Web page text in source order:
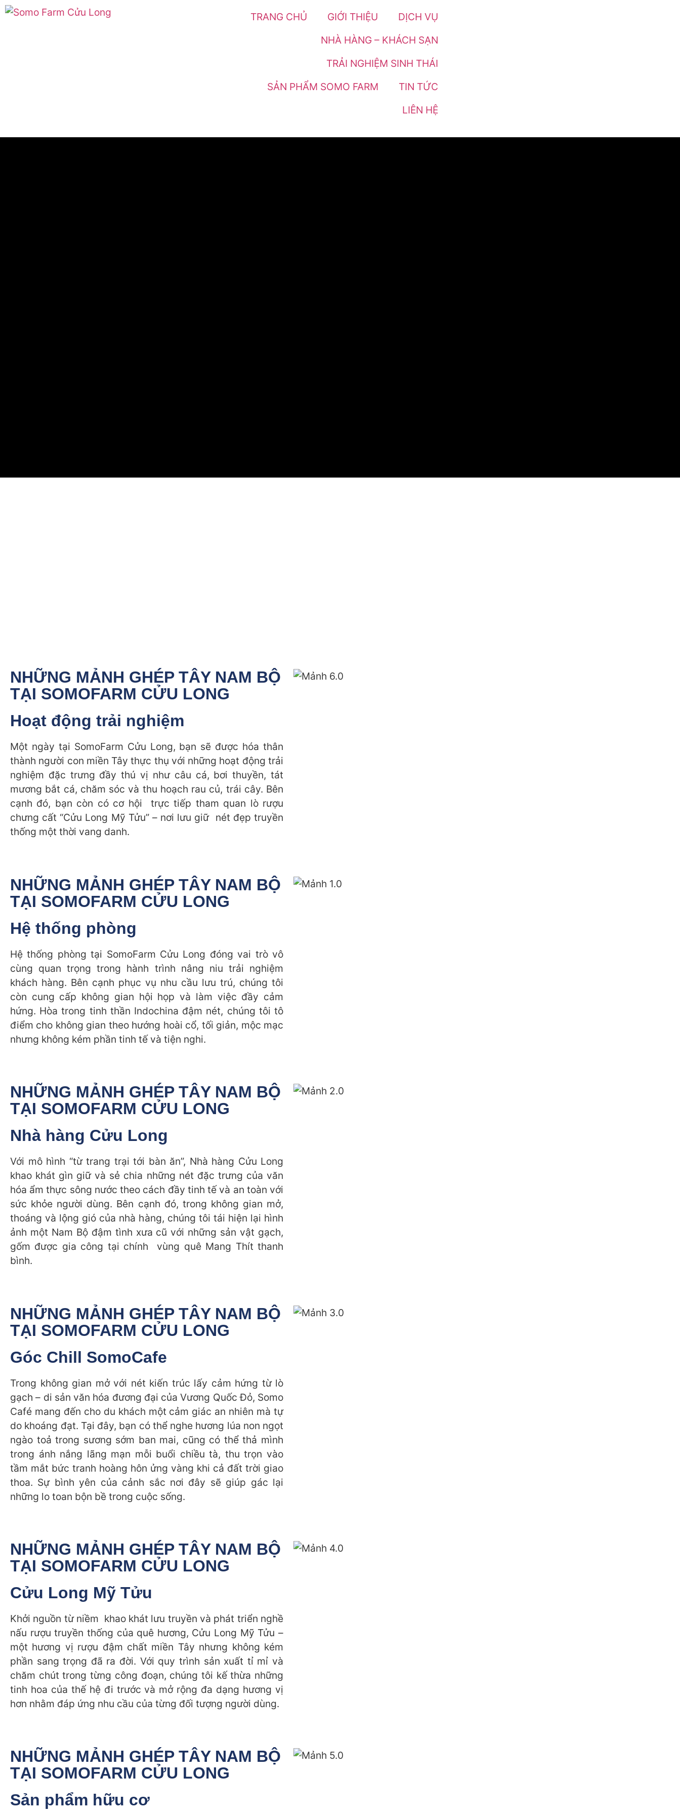
TRANG CHỦ GIỚI THIỆU
DỊCH VỤ
NHÀ HÀNG – KHÁCH SẠN
TRẢI NGHIỆM SINH THÁI
SẢN PHẨM SOMO FARM
TIN TỨC
LIÊN HỆ
NHỮNG MẢNH GHÉP TÂY NAM BỘ
TẠI SOMOFARM CỬU LONG
Hoạt động trải nghiệm
Một ngày tại SomoFarm Cửu Long, bạn sẽ được hóa thân
thành người con miền Tây thực thụ với những hoạt động trải
nghiệm đặc trưng đầy thú vị như câu cá, bơi thuyền, tát
mương bắt cá, chăm sóc và thu hoạch rau củ, trái cây. Bên
cạnh đó, bạn còn có cơ hội trực tiếp tham quan lò rượu
chưng cất “Cửu Long Mỹ Tửu” – nơi lưu giữ nét đẹp truyền
thống một thời vang danh.
NHỮNG MẢNH GHÉP TÂY NAM BỘ
TẠI SOMOFARM CỬU LONG
Hệ thống phòng
Hệ thống phòng tại SomoFarm Cửu Long đóng vai trò vô
cùng quan trọng trong hành trình nâng niu trải nghiệm
khách hàng. Bên cạnh phục vụ nhu cầu lưu trú, chúng tôi
còn cung cấp không gian hội họp và làm việc đầy cảm
hứng. Hòa trong tinh thần Indochina đậm nét, chúng tôi tô
điểm cho không gian theo hướng hoài cổ, tối giản, mộc mạc
nhưng không kém phần tinh tế và tiện nghi.
NHỮNG MẢNH GHÉP TÂY NAM BỘ
TẠI SOMOFARM CỬU LONG
Nhà hàng Cửu Long
Với mô hình “từ trang trại tới bàn ăn”, Nhà hàng Cửu Long
khao khát gìn giữ và sẻ chia những nét đặc trưng của văn
hóa ẩm thực sông nước theo cách đầy tinh tế và an toàn với
sức khỏe người dùng. Bên cạnh đó, trong không gian mở,
thoáng và lộng gió của nhà hàng, chúng tôi tái hiện lại hình
ảnh một Nam Bộ đậm tình xưa cũ với những sản vật gạch,
gốm được gia công tại chính vùng quê Mang Thít thanh
bình.
NHỮNG MẢNH GHÉP TÂY NAM BỘ
TẠI SOMOFARM CỬU LONG
Góc Chill SomoCafe
Trong không gian mở với nét kiến trúc lấy cảm hứng từ lò
gạch – di sản văn hóa đương đại của Vương Quốc Đỏ, Somo
Café mang đến cho du khách một cảm giác an nhiên mà tự
do khoáng đạt. Tại đây, bạn có thể nghe hương lúa non ngọt
ngào toả trong sương sớm ban mai, cũng có thể thả mình
trong ánh nắng lãng mạn mỗi buổi chiều tà, thu trọn vào
tầm mắt bức tranh hoàng hôn ửng vàng khi cả đất trời giao
thoa. Sự bình yên của cảnh sắc nơi đây sẽ giúp gác lại
những lo toan bộn bề trong cuộc sống.
NHỮNG MẢNH GHÉP TÂY NAM BỘ
TẠI SOMOFARM CỬU LONG
Cửu Long Mỹ Tửu
Khởi nguồn từ niềm khao khát lưu truyền và phát triển nghề
nấu rượu truyền thống của quê hương, Cửu Long Mỹ Tửu –
một hương vị rượu đậm chất miền Tây nhưng không kém
phần sang trọng đã ra đời. Với quy trình sản xuất tỉ mỉ và
chăm chút trong từng công đoạn, chúng tôi kế thừa những
tinh hoa của thế hệ đi trước và mở rộng đa dạng hương vị
hơn nhằm đáp ứng nhu cầu của từng đối tượng người dùng.
NHỮNG MẢNH GHÉP TÂY NAM BỘ
TẠI SOMOFARM CỬU LONG
Sản phẩm hữu cơ